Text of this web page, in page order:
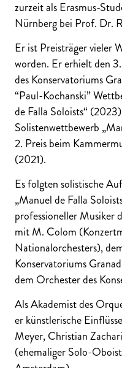
zurzeit als Erasmus-
Nürnberg bei Prof. Dr.
Er ist Preisträger vieler
worden. Er erhielt den
des Konservatoriums
“Paul-Kochanski”
de Falla Soloists“
Solistenwettbewerb
2. Preis beim
(2021).
Es folgten solistische
„Manuel de Falla
professioneller Musiker
mit M. Colom
Nationalorchesters),
Konservatoriums
dem Orchester des
Als Akademist des
er künstlerische
Meyer, Christian
(ehemaliger Solo-